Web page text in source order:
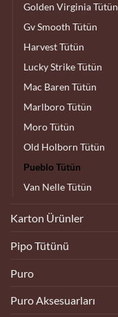
Golden Virginia Tütün
Gv Smooth Tütün
Harvest Tütün
Lucky Strike Tütün
Mac Baren Tütün
Marlboro Tütün
Moro Tütün
Old Holborn Tütün
Pueblo Tütün
Van Nelle Tütün
Karton Ürünler
Pipo Tütünü
Puro
Puro Aksesuarları